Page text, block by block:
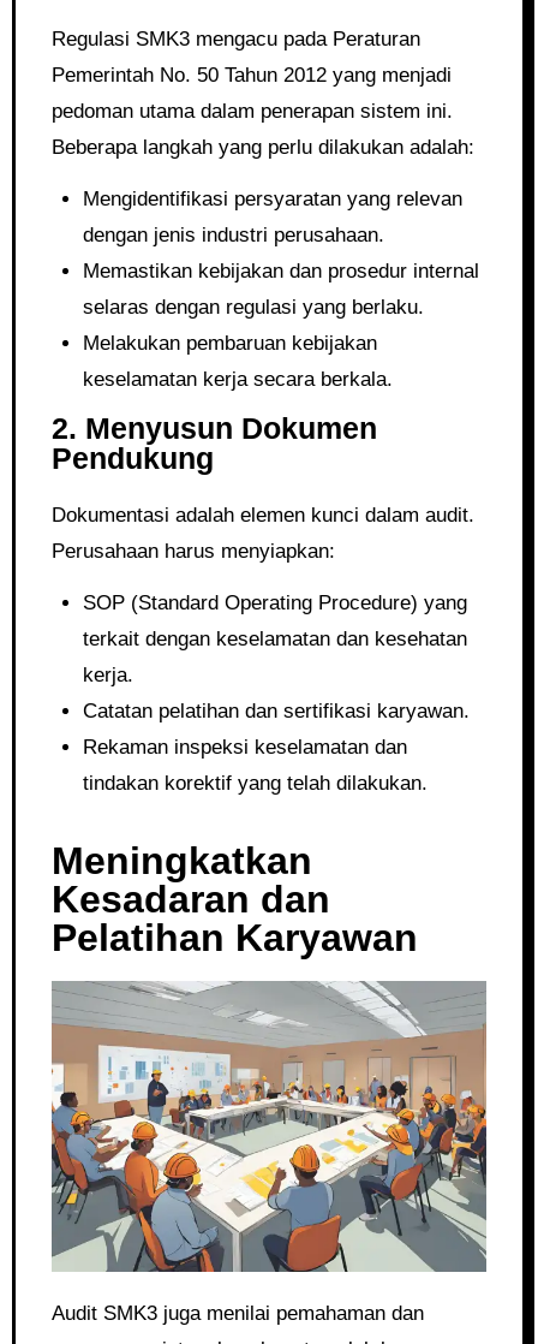
Regulasi SMK3 mengacu pada Peraturan
Pemerintah No. 50 Tahun 2012 yang menjadi
pedoman utama dalam penerapan sistem ini.
Beberapa langkah yang perlu dilakukan adalah:
Mengidentifikasi persyaratan yang relevan
dengan jenis industri perusahaan.
Memastikan kebijakan dan prosedur internal
selaras dengan regulasi yang berlaku.
Melakukan pembaruan kebijakan
keselamatan kerja secara berkala.
2. Menyusun Dokumen
Pendukung
Dokumentasi adalah elemen kunci dalam audit.
Perusahaan harus menyiapkan:
SOP (Standard Operating Procedure) yang
terkait dengan keselamatan dan kesehatan
kerja.
Catatan pelatihan dan sertifikasi karyawan.
Rekaman inspeksi keselamatan dan
tindakan korektif yang telah dilakukan.
Meningkatkan
Kesadaran dan
Pelatihan Karyawan
Audit SMK3 juga menilai pemahaman dan